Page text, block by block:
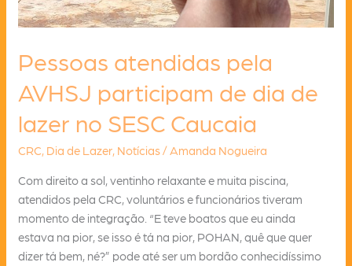
Pessoas atendidas pela
AVHSJ participam de dia de
lazer no SESC Caucaia
CRC Dia de Lazer Notícias / Amanda Nogueira
Com direito a sol, ventinho relaxante e muita piscina,
atendidos pela CRC, voluntários e funcionários tiveram
momento de integração. “E teve boatos que eu ainda
estava na pior, se isso é tá na pior, POHAN, quê que quer
dizer tá bem, né?” pode até ser um bordão conhecidíssimo